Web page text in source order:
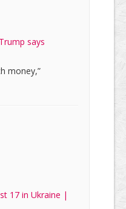
says
money,”
17 in Ukraine |